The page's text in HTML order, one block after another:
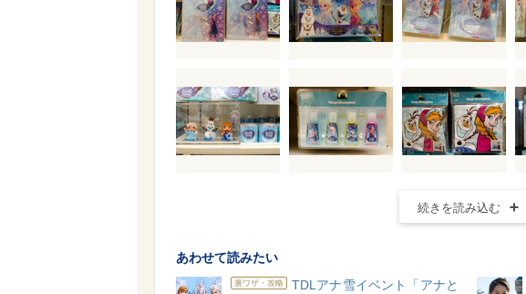
続きを読み込む
あわせて読みたい
裏ワザ・攻略
TDLアナ雪イベント「アナと